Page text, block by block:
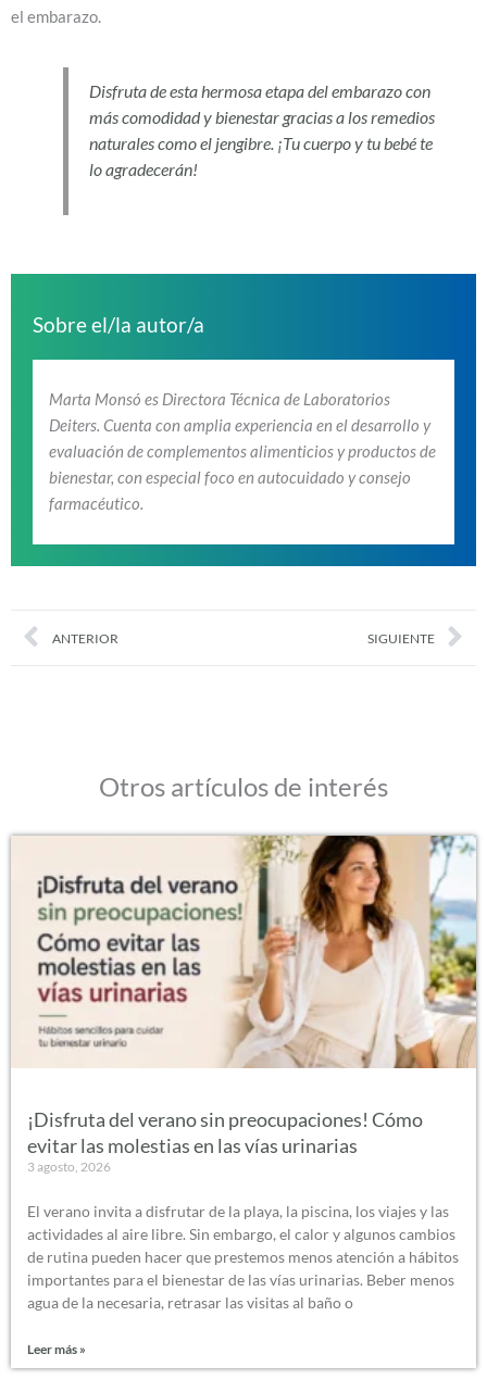
el embarazo.
Disfruta de esta hermosa etapa del embarazo con
más comodidad y bienestar gracias a los remedios
naturales como el jengibre. ¡Tu cuerpo y tu bebé te
lo agradecerán!
Sobre el/la autor/a
Marta Monsó es Directora Técnica de Laboratorios
Deiters. Cuenta con amplia experiencia en el desarrollo y
evaluación de complementos alimenticios y productos de
bienestar, con especial foco en autocuidado y consejo
farmacéutico.
PrevANTERIOR SIGUIENTE
Otros artículos de interés
¡Disfruta del verano sin preocupaciones! Cómo
evitar las molestias en las vías urinarias
3 agosto, 2026
El verano invita a disfrutar de la playa, la piscina, los viajes y las
actividades al aire libre. Sin embargo, el calor y algunos cambios
de rutina pueden hacer que prestemos menos atención a hábitos
importantes para el bienestar de las vías urinarias. Beber menos
agua de la necesaria, retrasar las visitas al baño o
Leer más »